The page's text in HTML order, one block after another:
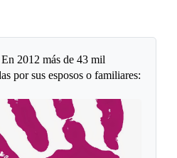
En 2012 más de 43 mil
por sus esposos o familiares: